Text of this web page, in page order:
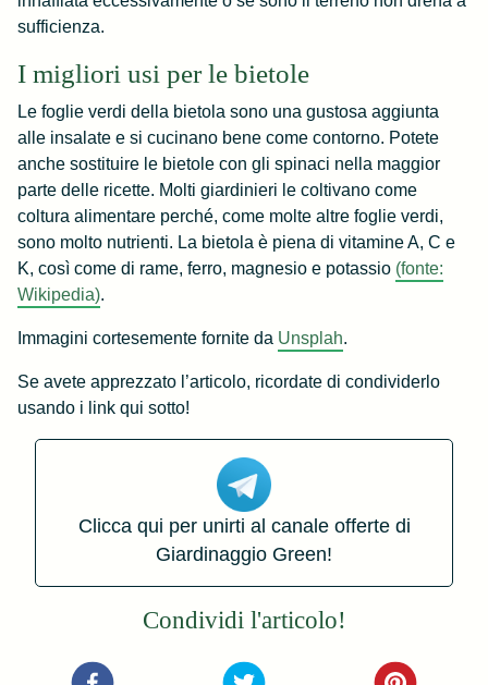
sufficienza.
I migliori usi per le bietole
Le foglie verdi della bietola sono una gustosa aggiunta
alle insalate e si cucinano bene come contorno. Potete
anche sostituire le bietole con gli spinaci nella maggior
parte delle ricette. Molti giardinieri le coltivano come
coltura alimentare perché, come molte altre foglie verdi,
sono molto nutrienti. La bietola è piena di vitamine A, C e
K, così come di rame, ferro, magnesio e potassio (fonte:
Wikipedia).
Immagini cortesemente fornite da Unsplah.
Se avete apprezzato l’articolo, ricordate di condividerlo
usando i link qui sotto!
Clicca qui per unirti al canale offerte di
Giardinaggio Green!
Condividi l'articolo!